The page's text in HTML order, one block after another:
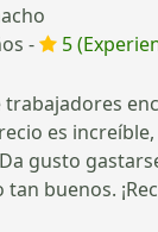
-
5
es
gusto
buenos.